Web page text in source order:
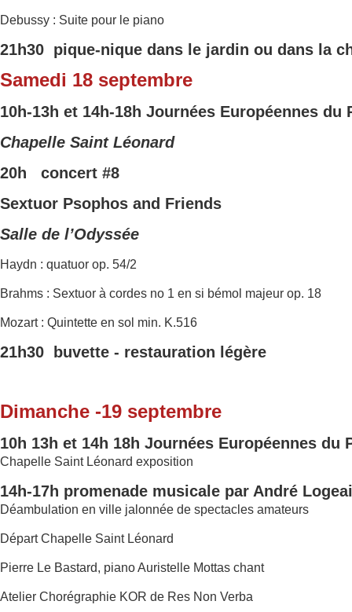
Debussy : Suite pour le piano
21h30 pique-nique dans le jardin ou dans la
Samedi 18 septembre
10h-13h et 14h-18h Journées Européennes du
Chapelle Saint Léonard
20h concert #8
Sextuor Psophos and Friends
Salle de l’Odyssée
Haydn : quatuor op. 54/2
Brahms : Sextuor à cordes no 1 en si bémol majeur op. 18
Mozart : Quintette en sol min. K.516
21h30 buvette - restauration légère
Dimanche -19 septembre
10h 13h et 14h 18h Journées Européennes du
Chapelle Saint Léonard exposition
14h-17h promenade musicale par André
Déambulation en ville jalonnée de spectacles amateurs
Départ Chapelle Saint Léonard
Pierre Le Bastard, piano Auristelle Mottas chant
Atelier Chorégraphie KOR de Res Non Verba